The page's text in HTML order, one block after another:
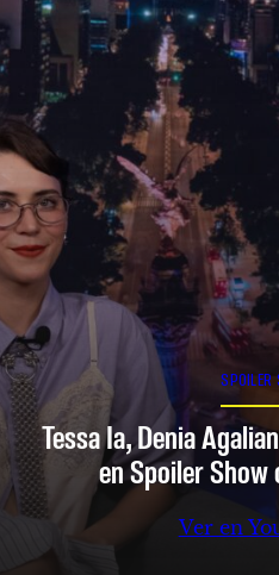
SPOILER
Tessa Ia, Denia
en Spoiler Show
Ver en